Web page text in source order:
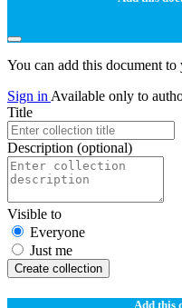
You can add this document
Sign in Available only to
Title
Description (optional)
Visible to
Everyone
Just me
Create collection
Add this